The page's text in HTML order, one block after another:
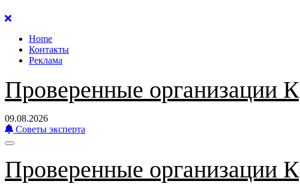
Перейти
содержанию
Home
Контакты
Реклама
Проверенные организации
09.08.2026
Советы эксперта
Проверенные организации